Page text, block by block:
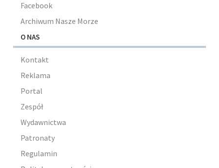
Facebook
Archiwum Nasze Morze
O NAS
Kontakt
Reklama
Portal
Zespół
Wydawnictwa
Patronaty
Regulamin